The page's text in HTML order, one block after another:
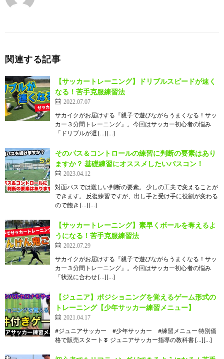
関連する記事
【サッカートレーニング】ドリブルスピードが速く
なる！苦手克服練習法
2022.07.07
サカイクがお届けする『親子で遊びながらうまくなる！サッ
カー３分間トレーニング』。今回はサッカー初心者の悩み
「ドリブルが遅 […][…]
そのパス＆コントロールの練習に判断の要素はあり
ますか？ 基礎練習にオススメしたいパスコン！
2023.04.12
対面パスでは難しい判断の要素。 少しの工夫で変えることが
できます。 反復練習ですが、出し手と受け手に役割が変わる
ので飽き […][…]
【サッカートレーニング】素早くボールを奪えるよ
うになる！苦手克服練習法
2022.07.29
サカイクがお届けする『親子で遊びながらうまくなる！サッ
カー３分間トレーニング』。今回はサッカー初心者の悩み
「状況に合わせ […][…]
【ジュニア】ポジショニングを覚えるゲーム形式の
トレーニング【少年サッカー練習メニュー】
2021.04.17
#ジュニアサッカー #少年サッカー #練習メニュー 特別価
格で販売スタート⏬ ジュニアサッカー指導の教科書 […][…]